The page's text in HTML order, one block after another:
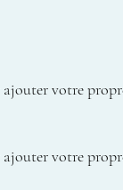
votre
votre